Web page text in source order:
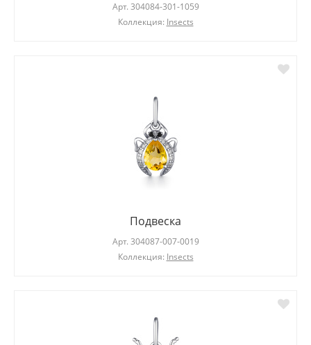
Арт. 304084-301-1059
Коллекция: Insects
Подвеска
Арт. 304087-007-0019
Коллекция: Insects